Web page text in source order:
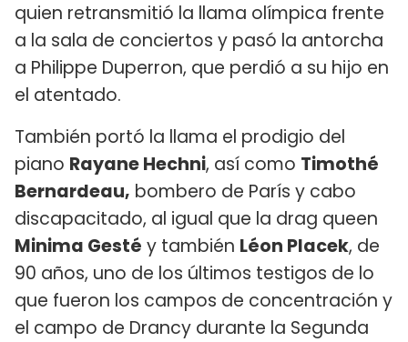
quien retransmitió la llama olímpica frente
a la sala de conciertos y pasó la antorcha
a Philippe Duperron, que perdió a su hijo en
el atentado.
También portó la llama el prodigio del
piano Rayane Hechni, así como Timothé
Bernardeau, bombero de París y cabo
discapacitado, al igual que la drag queen
Minima Gesté y también Léon Placek, de
90 años, uno de los últimos testigos de lo
que fueron los campos de concentración y
el campo de Drancy durante la Segunda